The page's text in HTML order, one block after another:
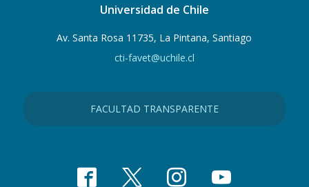
Universidad de Chile
Av. Santa Rosa 11735, La Pintana, Santiago
cti-favet@uchile.cl
FACULTAD TRANSPARENTE